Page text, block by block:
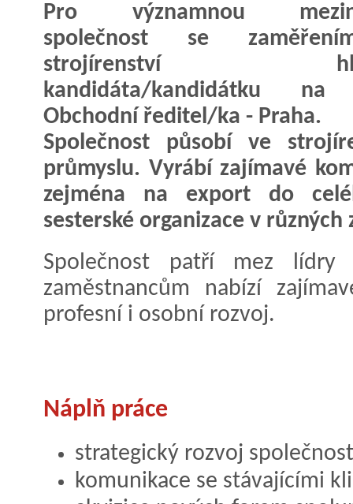
Pro významnou
společnost se
strojírenství
kandidáta/kandidátku na
Obchodní ředitel/ka - Praha.
Společnost působí ve
průmyslu. Vyrábí zajímavé
zejména na export do
sesterské organizace v různých
Společnost patří mez
zaměstnancům nabízí
profesní i osobní rozvoj.
Náplň práce
strategický rozvoj
komunikace se stávajícími